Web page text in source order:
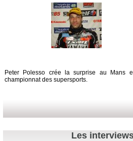
Peter Polesso crée la surprise au Mans
championnat des supersports.
Les